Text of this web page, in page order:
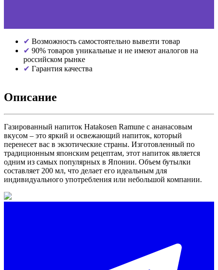
Возможность самостоятельно вывезти товар
90% товаров уникальные и не имеют аналогов на
российском рынке
Гарантия качества
Описание
Газированный напиток Hatakosen Ramune с ананасовым
вкусом – это яркий и освежающий напиток, который
перенесет вас в экзотические страны. Изготовленный по
традиционным японским рецептам, этот напиток является
одним из самых популярных в Японии. Объем бутылки
составляет 200 мл, что делает его идеальным для
индивидуального употребления или небольшой компании.